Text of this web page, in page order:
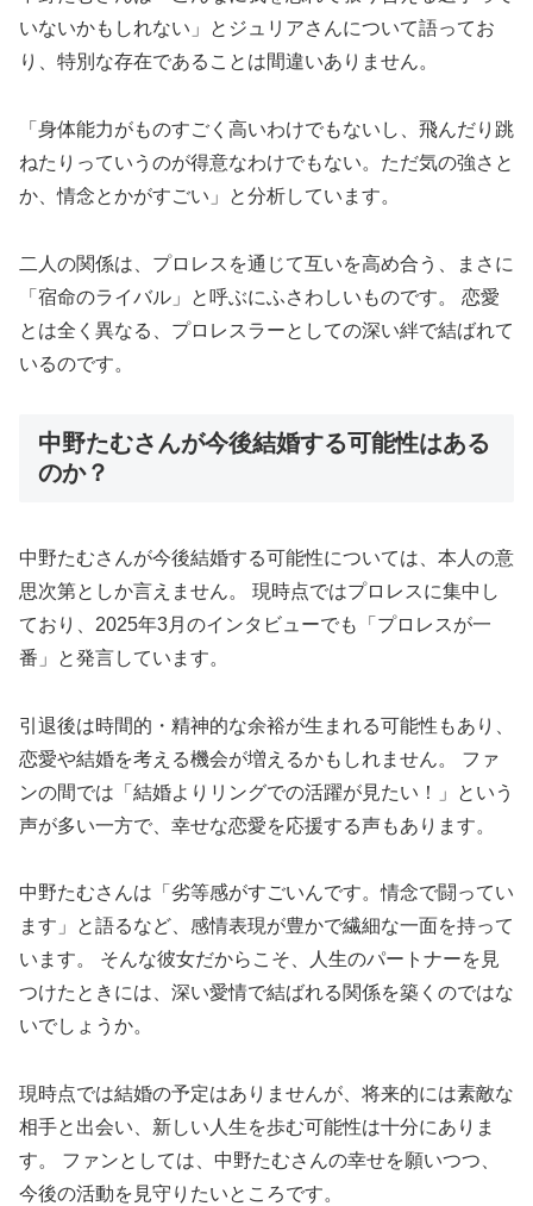
いないかもしれない」とジュリアさんについて語ってお
り、特別な存在であることは間違いありません。
「身体能力がものすごく高いわけでもないし、飛んだり跳
ねたりっていうのが得意なわけでもない。ただ気の強さと
か、情念とかがすごい」と分析しています。
二人の関係は、プロレスを通じて互いを高め合う、まさに
「宿命のライバル」と呼ぶにふさわしいものです。 恋愛
とは全く異なる、プロレスラーとしての深い絆で結ばれて
いるのです。
中野たむさんが今後結婚する可能性はある
のか？
中野たむさんが今後結婚する可能性については、本人の意
思次第としか言えません。 現時点ではプロレスに集中し
ており、2025年3月のインタビューでも「プロレスが一
番」と発言しています。
引退後は時間的・精神的な余裕が生まれる可能性もあり、
恋愛や結婚を考える機会が増えるかもしれません。 ファ
ンの間では「結婚よりリングでの活躍が見たい！」という
声が多い一方で、幸せな恋愛を応援する声もあります。
中野たむさんは「劣等感がすごいんです。情念で闘ってい
ます」と語るなど、感情表現が豊かで繊細な一面を持って
います。 そんな彼女だからこそ、人生のパートナーを見
つけたときには、深い愛情で結ばれる関係を築くのではな
いでしょうか。
現時点では結婚の予定はありませんが、将来的には素敵な
相手と出会い、新しい人生を歩む可能性は十分にありま
す。 ファンとしては、中野たむさんの幸せを願いつつ、
今後の活動を見守りたいところです。